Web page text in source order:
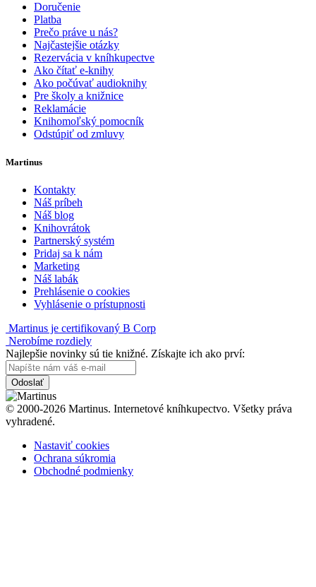
Doručenie
Platba
Prečo práve u nás?
Najčastejšie otázky
Rezervácia v kníhkupectve
Ako čítať e-knihy
Ako počúvať audioknihy
Pre školy a knižnice
Reklamácie
Knihomoľský pomocník
Odstúpiť od zmluvy
Martinus
Kontakty
Náš príbeh
Náš blog
Knihovrátok
Partnerský systém
Pridaj sa k nám
Marketing
Náš labák
Prehlásenie o cookies
Vyhlásenie o prístupnosti
Martinus je certifikovaný B Corp
Nerobíme rozdiely
Najlepšie novinky sú tie knižné. Získajte ich ako prví:
Odoslať
© 2000-2026 Martinus. Internetové kníhkupectvo. Všetky práva
vyhradené.
Nastaviť cookies
Ochrana súkromia
Obchodné podmienky